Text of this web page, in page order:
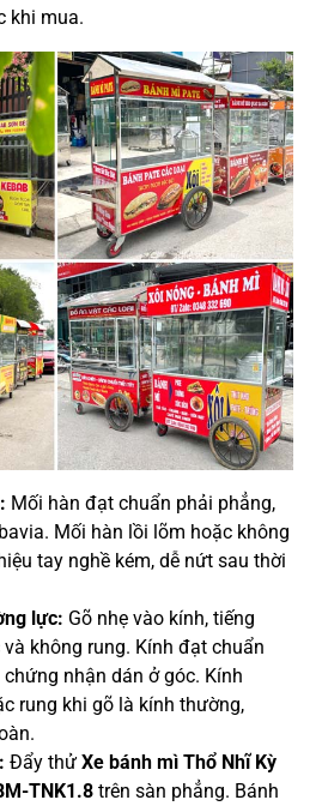
khi mua.
Mối hàn đạt chuẩn phải phẳng,
Mối hàn lồi lõm hoặc không
tay nghề kém, dễ nứt sau thời
lực: Gõ nhẹ vào kính, tiếng
không rung. Kính đạt chuẩn
nhận dán ở góc. Kính
rung khi gõ là kính thường,
Đẩy thử Xe bánh mì Thổ Nhĩ Kỳ
TNK1.8 trên sàn phẳng. Bánh